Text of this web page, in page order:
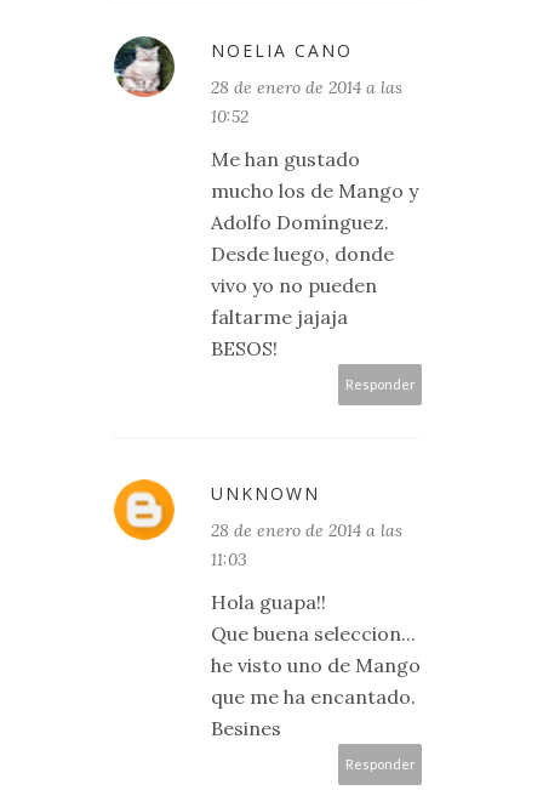
NOELIA CANO
28 de enero de 2014 a las
10:52
Me han gustado
mucho los de Mango y
Adolfo Domínguez.
Desde luego, donde
vivo yo no pueden
faltarme jajaja
BESOS!
Responder
UNKNOWN
28 de enero de 2014 a las
11:03
Hola guapa!!
Que buena seleccion...
he visto uno de Mango
que me ha encantado.
Besines
Responder